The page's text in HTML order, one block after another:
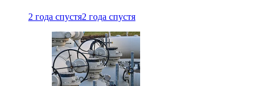
2 года спустя2 года спустя